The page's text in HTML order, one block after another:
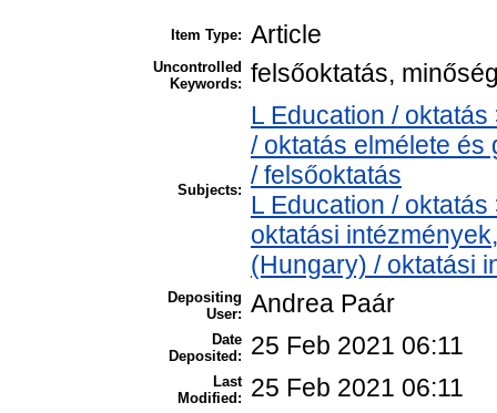
Item Type: Article
Uncontrolled
Keywords: felsőoktatás,
Subjects:
L Education /
/ oktatás elmélete és
/ felsőoktatás
L Education /
oktatási
(Hungary) / oktatási
Depositing
User: Andrea Paár
Date
Deposited:
25 Feb 2021 06:11
Last
Modified:
25 Feb 2021 06:11